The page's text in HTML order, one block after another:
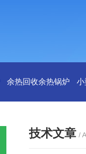
余热回收余热锅炉 小
技术文章 /